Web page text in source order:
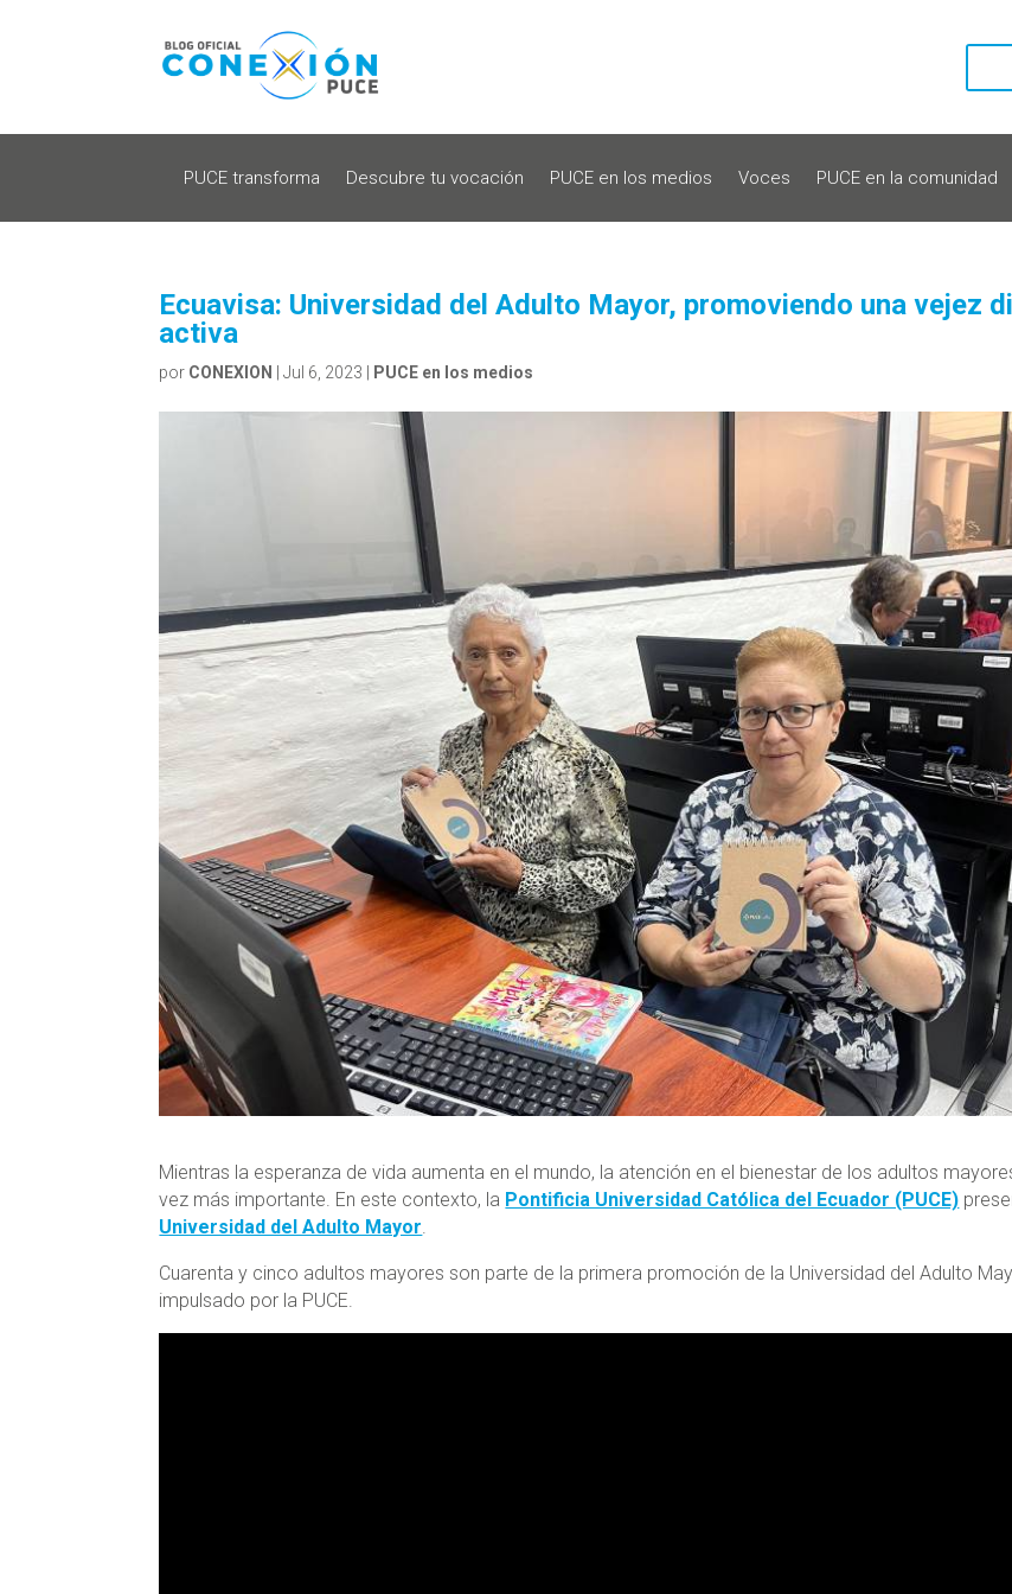
PUCE transforma Descubre tu vocación PUCE en los medios Voces PUCE en la comunidad
Ecuavisa: Universidad del Adulto Mayor, promoviendo una vejez
activa
por CONEXION |Jul 6, 2023 PUCE en los medios
Mientras la esperanza de vida aumenta en el mundo, la atención en el bienestar de los adultos
vez más importante. En este contexto, la Pontificia Universidad Católica del Ecuador (PUCE)
Universidad del Adulto Mayor.
Cuarenta y cinco adultos mayores son parte de la primera promoción de la Universidad del Adulto
impulsado por la PUCE.